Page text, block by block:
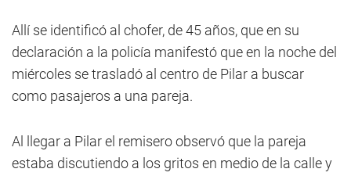
Allí se identificó al chofer, de 45 años, que en su
declaración a la policía manifestó que en la noche del
miércoles se trasladó al centro de Pilar a buscar
como pasajeros a una pareja.
Al llegar a Pilar el remisero observó que la pareja
estaba discutiendo a los gritos en medio de la calle y